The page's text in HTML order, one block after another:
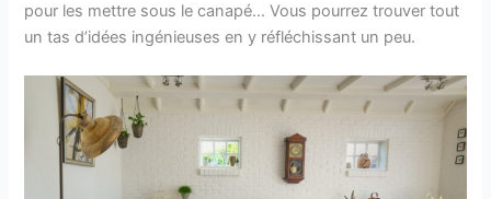
pour les mettre sous le canapé… Vous pourrez trouver tout
un tas d’idées ingénieuses en y réfléchissant un peu.